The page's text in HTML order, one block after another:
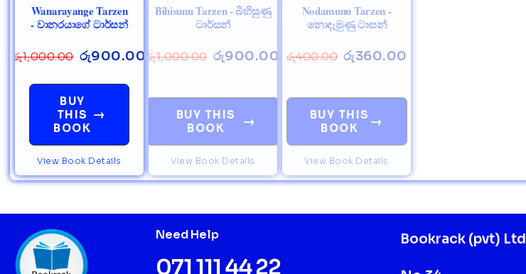
Wanarayange Tarzen
- වානරයාගේ ටාර්සන්
රු1,000.00 රු900.00
BUY
THIS
BOOK
→
View Book Details
Bihisunu Tarzen - බිහිසුණු
ටාර්සන්
රු1,000.00 රු900.00
BUY THIS
BOOK
→
View Book Details
Nodamunu Tarzen -
නොදැමුණු ටාසන්
රු400.00 රු360.00
BUY THIS
BOOK
→
View Book Details
Need Help
071 111 44 22
Bookrack (pvt) Ltd